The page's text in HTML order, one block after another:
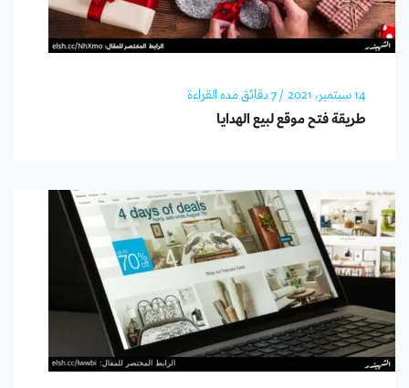
14 سبتمبر، 2021 / 7 دقائق مده القراءة
طريقة فتح موقع لبيع الهدايا